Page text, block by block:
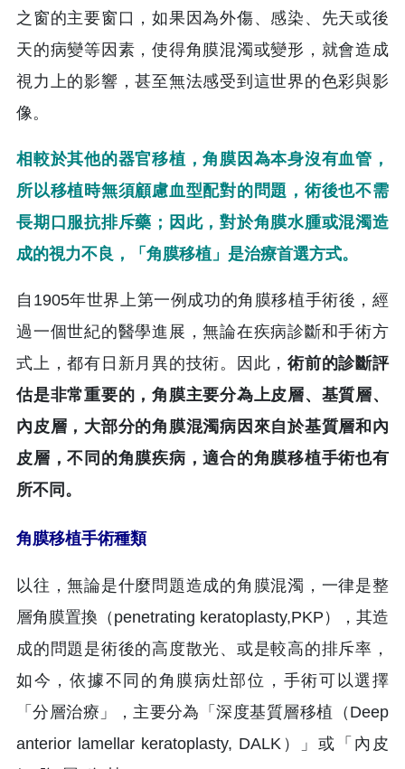
之窗的主要窗口，如果因為外傷、感染、先天或後
天的病變等因素，使得角膜混濁或變形，就會造成
視力上的影響，甚至無法感受到這世界的色彩與影
像。
相較於其他的器官移植，角膜因為本身沒有血管，
所以移植時無須顧慮血型配對的問題，術後也不需
長期口服抗排斥藥；因此，對於角膜水腫或混濁造
成的視力不良，「角膜移植」是治療首選方式。
自1905年世界上第一例成功的角膜移植手術後，經
過一個世紀的醫學進展，無論在疾病診斷和手術方
式上，都有日新月異的技術。因此，術前的診斷評
估是非常重要的，角膜主要分為上皮層、基質層、
內皮層，大部分的角膜混濁病因來自於基質層和內
皮層，不同的角膜疾病，適合的角膜移植手術也有
所不同。
角膜移植手術種類
以往，無論是什麼問題造成的角膜混濁，一律是整
層角膜置換（penetrating keratoplasty,PKP），其造
成的問題是術後的高度散光、或是較高的排斥率，
如今，依據不同的角膜病灶部位，手術可以選擇
「分層治療」，主要分為「深度基質層移植（Deep
anterior lamellar keratoplasty, DALK）」或「內皮